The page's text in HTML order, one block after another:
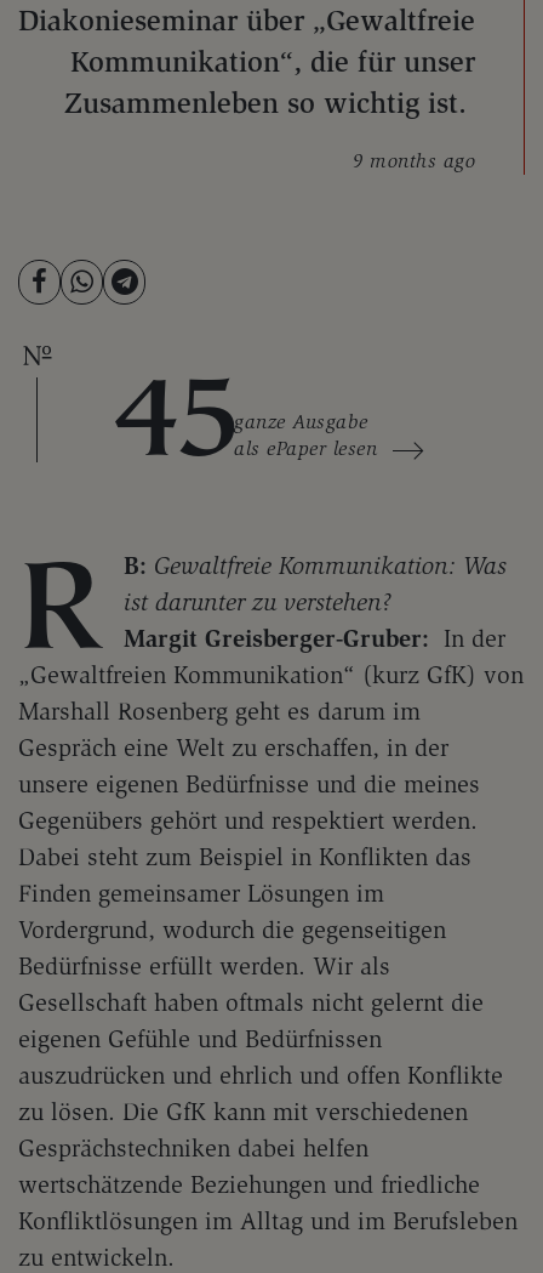
Diakonieseminar über „Gewaltfreie
Kommunikation“, die für unser
Zusammenleben so wichtig ist.
9 months ago
45ganze Ausgabe
als ePaper lesen
R B: Gewaltfreie Kommunikation: Was
ist darunter zu verstehen?
Margit Greisberger-Gruber: In der
„Gewaltfreien Kommunikation“ (kurz GfK) von
Marshall Rosenberg geht es darum im
Gespräch eine Welt zu erschaffen, in der
unsere eigenen Bedürfnisse und die meines
Gegenübers gehört und respektiert werden.
Dabei steht zum Beispiel in Konflikten das
Finden gemeinsamer Lösungen im
Vordergrund, wodurch die gegenseitigen
Bedürfnisse erfüllt werden. Wir als
Gesellschaft haben oftmals nicht gelernt die
eigenen Gefühle und Bedürfnissen
auszudrücken und ehrlich und offen Konflikte
zu lösen. Die GfK kann mit verschiedenen
Gesprächstechniken dabei helfen
wertschätzende Beziehungen und friedliche
Konfliktlösungen im Alltag und im Berufsleben
zu entwickeln.